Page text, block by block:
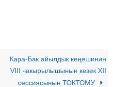
Кара-Бак айылдык кеңешинин
VIII чакырылышынын кезек ХII
сессиясынын ТОКТОМУ